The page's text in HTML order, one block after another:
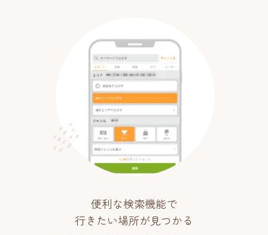
便利な検索機能で
行きたい場所が見つかる